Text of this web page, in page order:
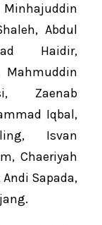
Abdul
Haidir,
Zaenab
Iqbal,
Isvan
Chaeriyah
Sapada,